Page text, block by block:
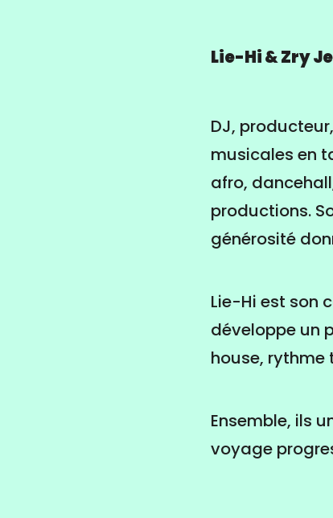
Lie-Hi &Zry
DJ,
musicales en
afro,
productions.
générosité
Lie-Hi est son
développe un
house,
Ensemble, ils
voyage